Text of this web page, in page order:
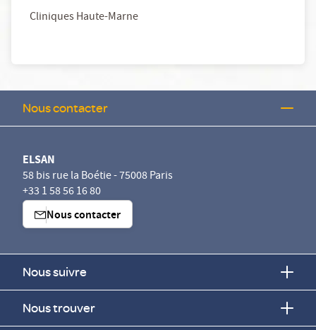
Cliniques Haute-Marne
Nous contacter
ELSAN
58 bis rue la Boétie - 75008 Paris
+33 1 58 56 16 80
Nous contacter
Nous suivre
Nous trouver